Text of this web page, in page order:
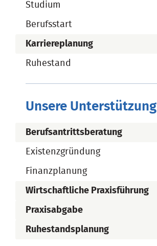
Studium
Berufsstart
Karriereplanung
Ruhestand
Unsere Unterstützung
Berufsantrittsberatung
Existenzgründung
Finanzplanung
Wirtschaftliche Praxisführung
Praxisabgabe
Ruhestandsplanung